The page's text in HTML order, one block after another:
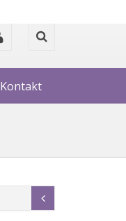
Kontakt